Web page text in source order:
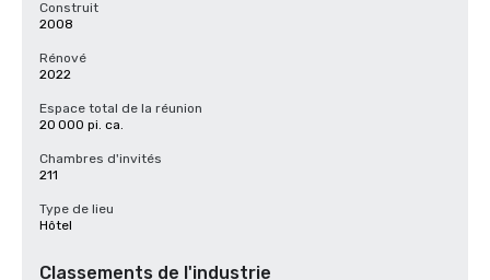
Construit
2008
Rénové
2022
Espace total de la réunion
20 000 pi. ca.
Chambres d'invités
211
Type de lieu
Hôtel
Classements de l'industrie